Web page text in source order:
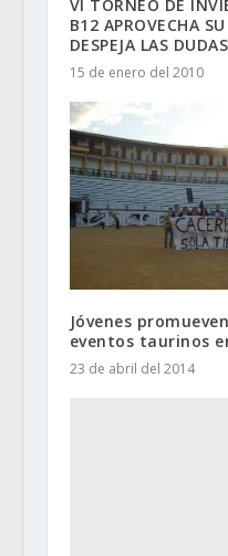
VI TORNEO DE
B12 APROVECHA
DESPEJA LAS DUDAS
15 de enero del 2010
Jóvenes
eventos taurinos
23 de abril del 2014